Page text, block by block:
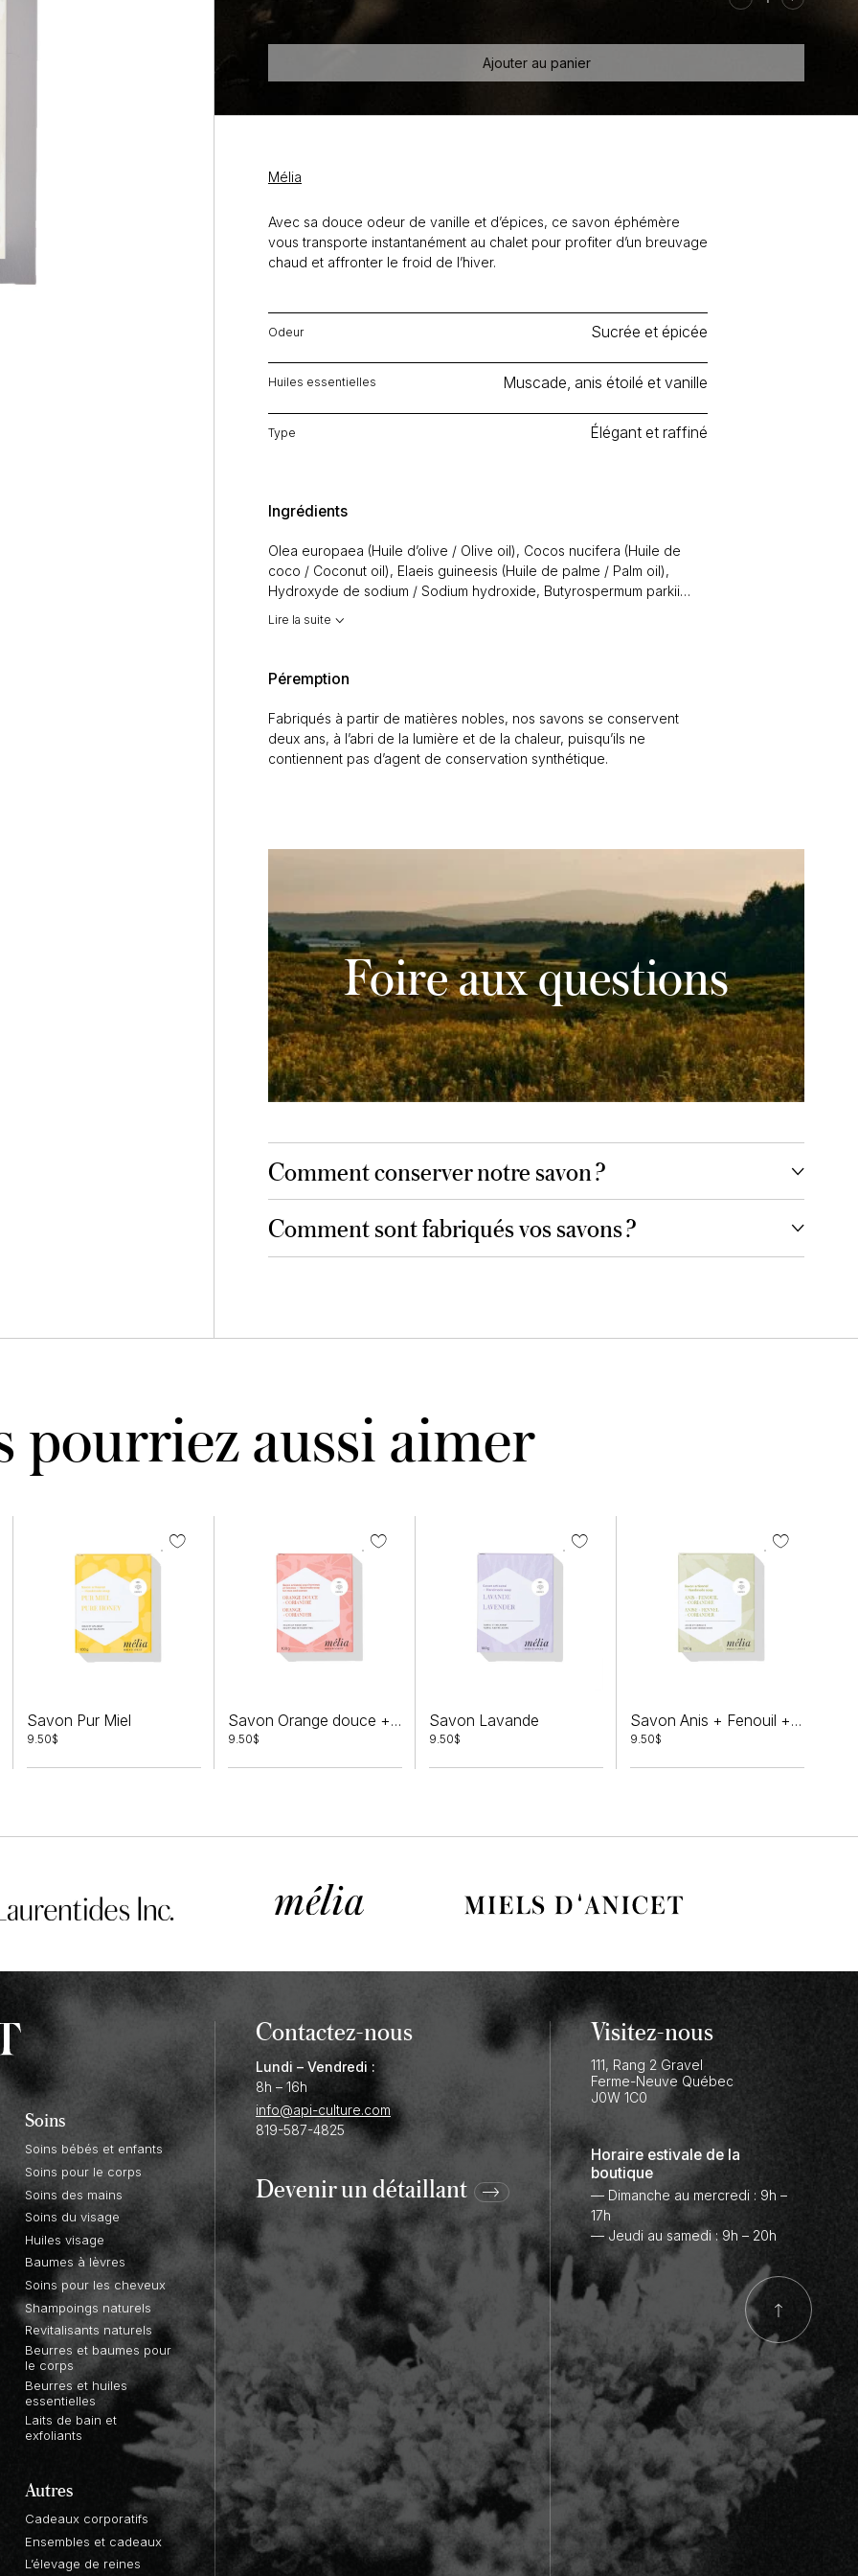
Savon
Latte
Ajouter au panier
Mélia
Avec sa douce odeur de vanille et d’épices, ce savon éphémère
vous transporte instantanément au chalet pour profiter d’un breuvage
chaud et affronter le froid de l’hiver.
Odeur Sucrée et épicée
Huiles essentielles Muscade, anis étoilé et vanille
Type Élégant et raffiné
Ingrédients
Olea europaea (Huile d’olive / Olive oil), Cocos nucifera (Huile de
coco / Coconut oil), Elaeis guineesis (Huile de palme / Palm oil),
Hydroxyde de sodium / Sodium hydroxide, Butyrospermum parkii
(Anis étoilé / Anise star)), Fragrance Cinnamon Bun, Miel / Honey,
Oxyde blanc / White oxyde, Poudre de cacao / Cocoa powder,
Extrait de pépins de Citrus paradisi (Pamplemousse / Grapefruit)
seed extract, Vitamine E / Vitamin E.
Lire la suite
Péremption
Fabriqués à partir de matières nobles, nos savons se conservent
deux ans, à l’abri de la lumière et de la chaleur, puisqu’ils ne
contiennent pas d’agent de conservation synthétique.
Foire aux questions
Comment conserver notre savon ?
Comment sont fabriqués vos savons ?
pourriez aussi aimer
Savon Pur Miel
9.50$
Savon Orange douce + Coriandre
9.50$
Savon Lavande
9.50$
Savon Anis + Fenouil + Coriandre
9.50$
Soins
Soins bébés et enfants
Soins pour le corps
Soins des mains
Soins du visage
Huiles visage
Baumes à lèvres
Soins pour les cheveux
Shampoings naturels
Revitalisants naturels
Beurres et baumes pour
le corps
Beurres et huiles
essentielles
Laits de bain et
exfoliants
Autres
Cadeaux corporatifs
Ensembles et cadeaux
L’élevage de reines
Contactez-nous
Lundi – Vendredi :
8h – 16h
info@api-culture.com
819-587-4825
Devenir undétaillant
Visitez-nous
111, Rang 2 Gravel
Ferme-Neuve Québec
J0W 1C0
Horaire estivale de la
boutique
— Dimanche au mercredi : 9h –
17h
— Jeudi au samedi : 9h – 20h